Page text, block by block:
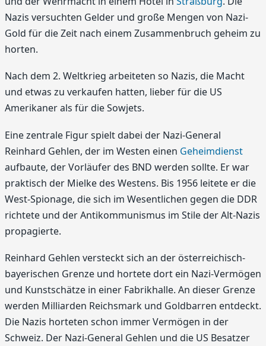
Nazis versuchten Gelder und große Mengen von Nazi-
Gold für die Zeit nach einem Zusammenbruch geheim zu
horten.
Nach dem 2. Weltkrieg arbeiteten so Nazis, die Macht
und etwas zu verkaufen hatten, lieber für die US
Amerikaner als für die Sowjets.
Eine zentrale Figur spielt dabei der Nazi-General
Reinhard Gehlen, der im Westen einen Geheimdienst
aufbaute, der Vorläufer des BND werden sollte. Er war
praktisch der Mielke des Westens. Bis 1956 leitete er die
West-Spionage, die sich im Wesentlichen gegen die DDR
richtete und der Antikommunismus im Stile der Alt-Nazis
propagierte.
Reinhard Gehlen versteckt sich an der österreichisch-
bayerischen Grenze und hortete dort ein Nazi-Vermögen
und Kunstschätze in einer Fabrikhalle. An dieser Grenze
werden Milliarden Reichsmark und Goldbarren entdeckt.
Die Nazis horteten schon immer Vermögen in der
Schweiz. Der Nazi-General Gehlen und die US Besatzer